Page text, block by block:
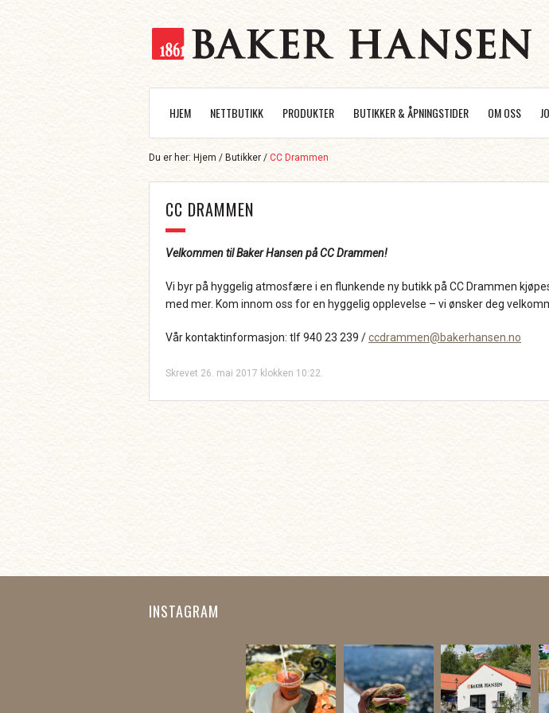
HJEM NETTBUTIKK PRODUKTER BUTIKKER & ÅPNINGSTIDER OM OSS
Du er her: Hjem / Butikker / CC Drammen
CC DRAMMEN
Velkommen til Baker Hansen på CC Drammen!
Vi byr på hyggelig atmosfære i en flunkende ny butikk på CC Drammen
med mer. Kom innom oss for en hyggelig opplevelse – vi ønsker deg
Vår kontaktinformasjon: tlf 940 23 239 /ccdrammen@bakerhansen.no
Skrevet 26. mai 2017 klokken 10:22.
INSTAGRAM